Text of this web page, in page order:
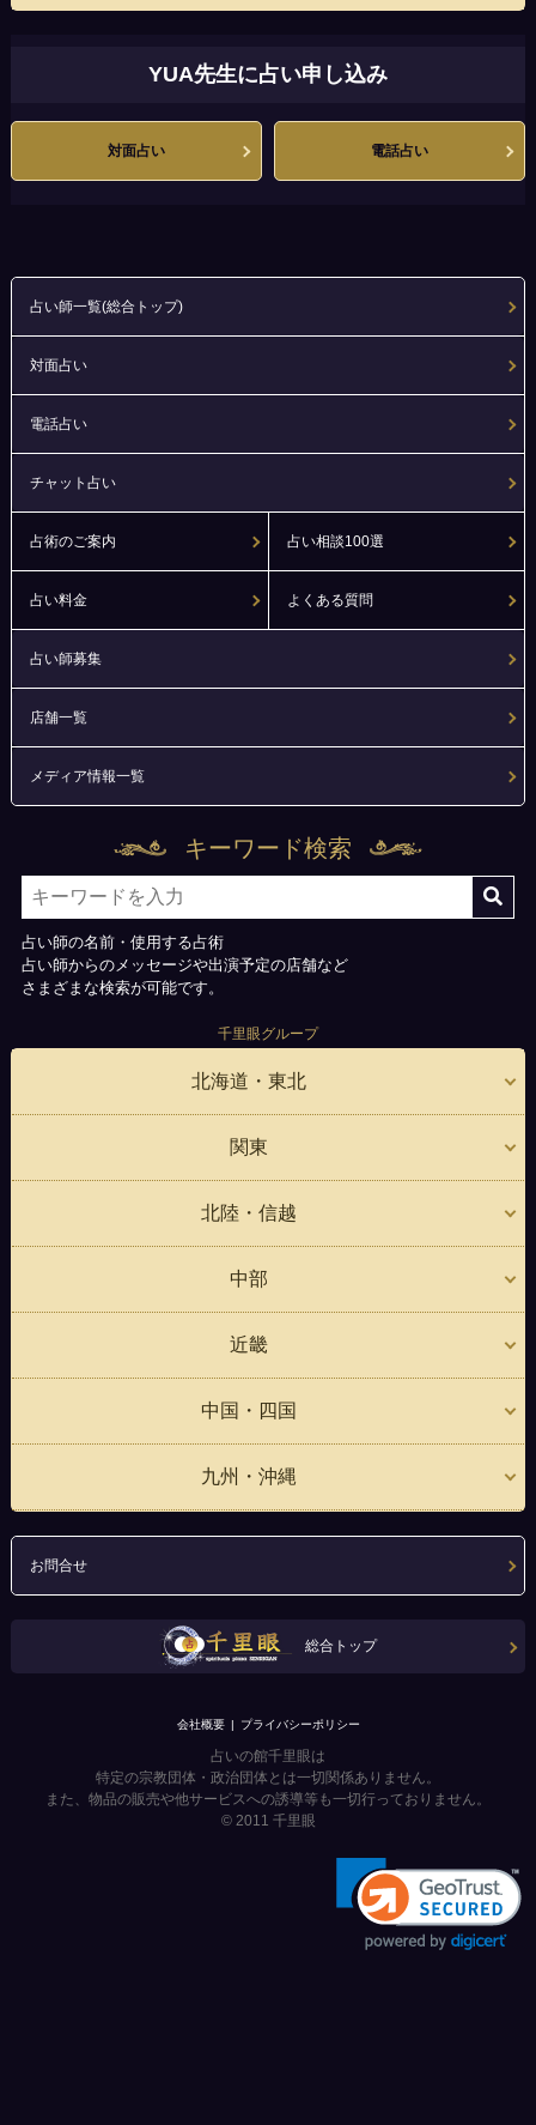
YUA先生に占い申し込み
対面占い 電話占い
占い師一覧(総合トップ)
対面占い
電話占い
チャット占い
占術のご案内 占い相談100選
占い料金 よくある質問
占い師募集
店舗一覧
メディア情報一覧
キーワード検索
占い師の名前・使用する占術
占い師からのメッセージや出演予定の店舗など
さまざまな検索が可能です。
千里眼グループ
北海道・東北
関東
北陸・信越
中部
近畿
中国・四国
九州・沖縄
お問合せ
総合トップ
会社概要 プライバシーポリシー
占いの館千里眼は
特定の宗教団体・政治団体とは一切関係ありません。
また、物品の販売や他サービスへの誘導等も一切行っておりません。
© 2011 千里眼